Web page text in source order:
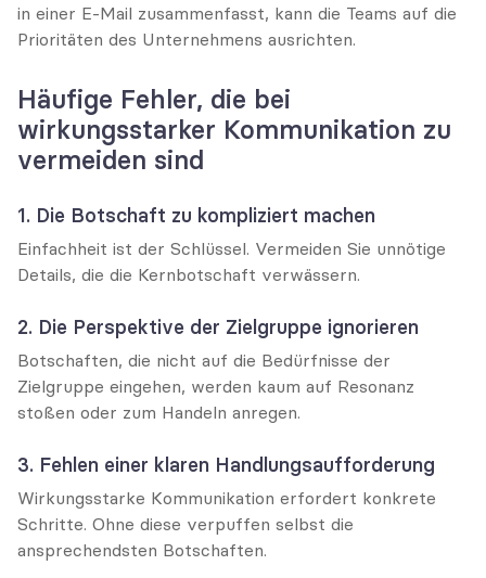
in einer E-Mail zusammenfasst, kann die Teams auf die
Prioritäten des Unternehmens ausrichten.
Häufige Fehler, die bei
wirkungsstarker Kommunikation zu
vermeiden sind
1. Die Botschaft zu kompliziert machen
Einfachheit ist der Schlüssel. Vermeiden Sie unnötige
Details, die die Kernbotschaft verwässern.
2. Die Perspektive der Zielgruppe ignorieren
Botschaften, die nicht auf die Bedürfnisse der
Zielgruppe eingehen, werden kaum auf Resonanz
stoßen oder zum Handeln anregen.
3. Fehlen einer klaren Handlungsaufforderung
Wirkungsstarke Kommunikation erfordert konkrete
Schritte. Ohne diese verpuffen selbst die
ansprechendsten Botschaften.